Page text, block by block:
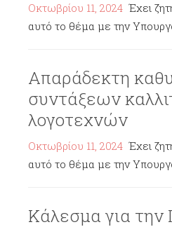
Οκτωβρίου 11, 2024 Έχει
αυτό το θέμα με την
Απαράδεκτη
συντάξεων
λογοτεχνών
Οκτωβρίου 11, 2024 Έχει
αυτό το θέμα με την
Κάλεσμα για την